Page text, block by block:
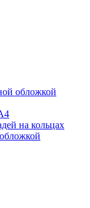
обложкой
на кольцах